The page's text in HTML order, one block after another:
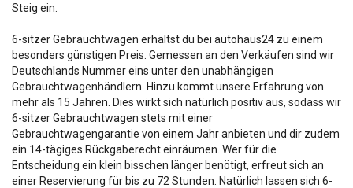
Steig ein.
6-sitzer Gebrauchtwagen erhältst du bei autohaus24 zu einem
besonders günstigen Preis. Gemessen an den Verkäufen sind wir
Deutschlands Nummer eins unter den unabhängigen
Gebrauchtwagenhändlern. Hinzu kommt unsere Erfahrung von
mehr als 15 Jahren. Dies wirkt sich natürlich positiv aus, sodass wir
6-sitzer Gebrauchtwagen stets mit einer
Gebrauchtwagengarantie von einem Jahr anbieten und dir zudem
ein 14-tägiges Rückgaberecht einräumen. Wer für die
Entscheidung ein klein bisschen länger benötigt, erfreut sich an
einer Reservierung für bis zu 72 Stunden. Natürlich lassen sich 6-